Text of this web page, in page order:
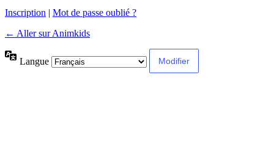
Inscription | Mot de passe oublié ?
← Aller sur Animkids
Langue